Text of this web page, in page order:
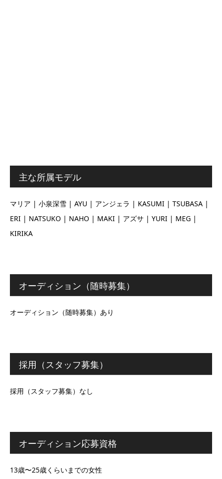
主な所属モデル
マリア | 小泉深雪 | AYU | アンジェラ | KASUMI | TSUBASA |
ERI | NATSUKO | NAHO | MAKI | アズサ | YURI | MEG |
KIRIKA
オーディション（随時募集）
オーディション（随時募集）あり
採用（スタッフ募集）
採用（スタッフ募集）なし
オーディション応募資格
13歳〜25歳くらいまでの女性